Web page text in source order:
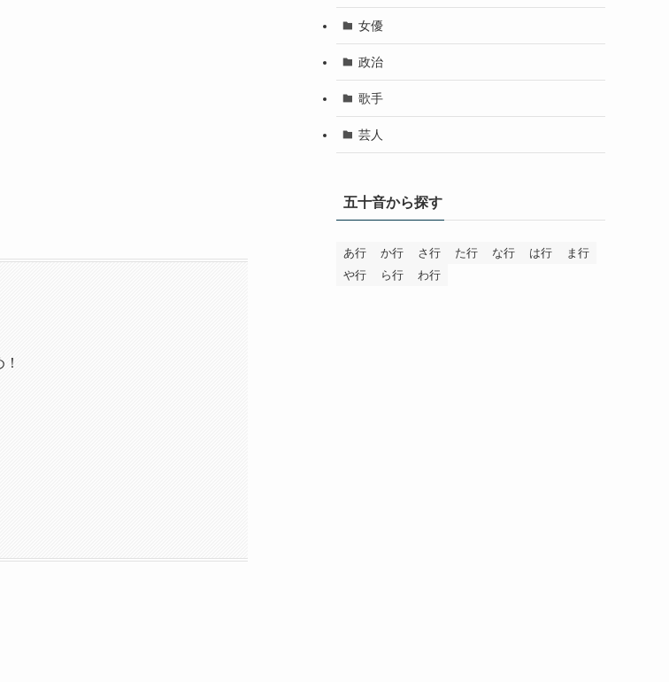
女優
政治
歌手
芸人
五十音から探す
あ行 か行 さ行 た行 な行 は行
ま行
や行
ら行 わ行